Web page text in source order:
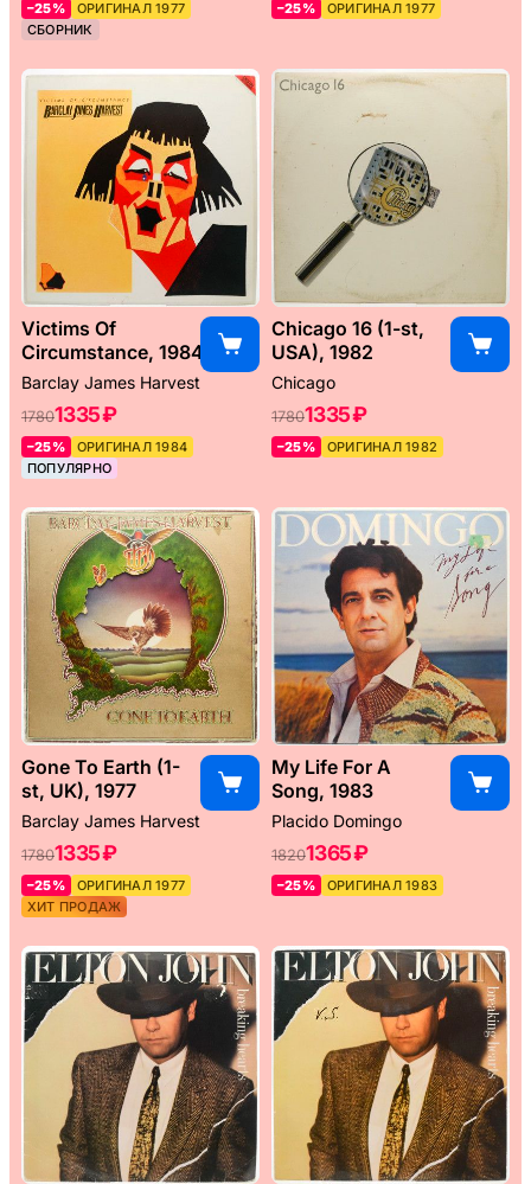
–25%
ОРИГИНАЛ 1977
СБОРНИК
–25% ОРИГИНАЛ 1977
Victims Of
Circumstance, 1984
Barclay James Harvest
17801335 ₽
–25%
ОРИГИНАЛ 1984
ПОПУЛЯРНО
Chicago 16 (1-st,
USA), 1982
Chicago
17801335 ₽
–25% ОРИГИНАЛ 1982
Gone To Earth (1-
st, UK), 1977
Barclay James Harvest
17801335 ₽
–25%
ОРИГИНАЛ 1977
ХИТ ПРОДАЖ
My Life For A
Song, 1983
Placido Domingo
18201365 ₽
–25% ОРИГИНАЛ 1983